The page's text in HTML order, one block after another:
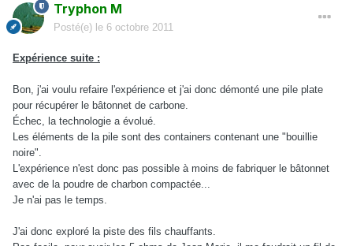
Tryphon M
Posté(e) le 6 octobre 2011
Expérience suite :
Bon, j'ai voulu refaire l'expérience et j'ai donc démonté une pile plate
pour récupérer le bâtonnet de carbone.
Échec, la technologie a évolué.
Les éléments de la pile sont des containers contenant une "bouillie
noire".
L'expérience n'est donc pas possible à moins de fabriquer le bâtonnet
avec de la poudre de charbon compactée...
Je n'ai pas le temps.
J'ai donc exploré la piste des fils chauffants.